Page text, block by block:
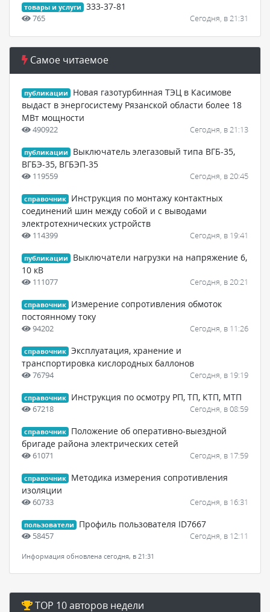
товары и услуги 333-37-81
765 Сегодня, в 21:31
Самое читаемое
публикации
Новая газотурбинная ТЭЦ в Касимове
выдаст в энергосистему Рязанской области более 18
МВт мощности
490922 Сегодня, в 21:13
публикации
Выключатель элегазовый типа ВГБ-35,
ВГБЭ-35, ВГБЭП-35
119559 Сегодня, в 20:45
справочник
Инструкция по монтажу контактных
соединений шин между собой и с выводами
электротехнических устройств
114399 Сегодня, в 19:41
публикации
Выключатели нагрузки на напряжение 6,
10 кВ
111077 Сегодня, в 20:21
справочник
Измерение сопротивления обмоток
постоянному току
94202 Сегодня, в 11:26
справочник Эксплуатация, хранение и
транспортировка кислородных баллонов
76794 Сегодня, в 19:19
справочник Инструкция по осмотру РП, ТП, КТП, МТП
67218 Сегодня, в 08:59
справочник
Положение об оперативно-выездной
бригаде района электрических сетей
61071 Сегодня, в 17:59
справочник
Методика измерения сопротивления
изоляции
60733 Сегодня, в 16:31
пользователи Профиль пользователя ID7667
58457 Сегодня, в 12:11
Информация обновлена сегодня, в 21:31
TOP 10 авторов недели